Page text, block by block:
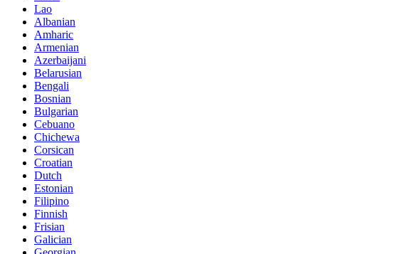
Lao
Albanian
Amharic
Armenian
Azerbaijani
Belarusian
Bengali
Bosnian
Bulgarian
Cebuano
Chichewa
Corsican
Croatian
Dutch
Estonian
Filipino
Finnish
Frisian
Galician